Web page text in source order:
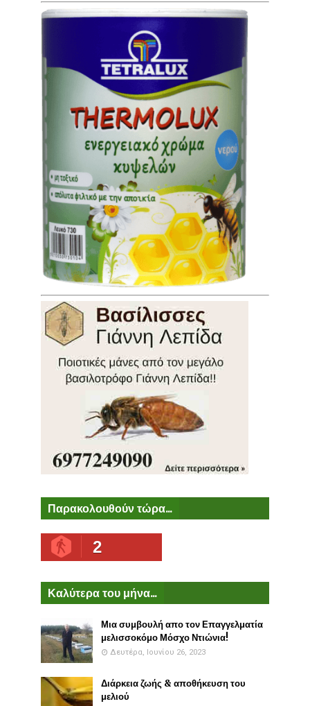
Παρακολουθούν τώρα...
2
Καλύτερα του μήνα...
Μια συμβουλή απο τον Επαγγελματία
μελισσοκόμο Μόσχο Ντιώνια!
Δευτέρα, Ιουνίου 26, 2023
Διάρκεια ζωής & αποθήκευση του
μελιού